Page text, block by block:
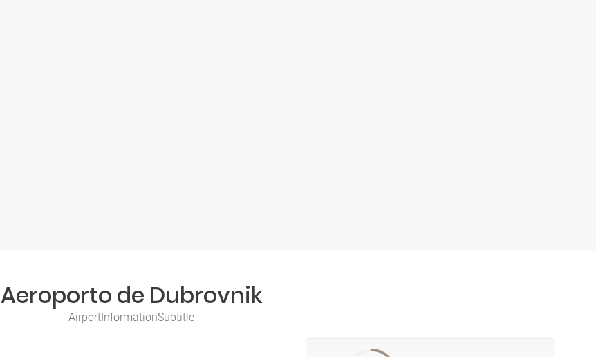
Aeroporto de Dubrovnik
AirportInformationSubtitle